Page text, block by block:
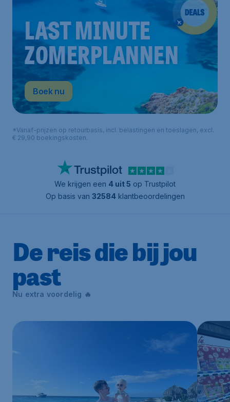
LAST MINUTE
ZOMERPLANNEN
Boek nu
*Vanaf-prijzen op retourbasis, incl. belastingen en toeslagen, excl.
€ 29,90 boekingskosten.
We krijgen een 4 uit 5 op Trustpilot
Op basis van 32584klantbeoordelingen
De reis die bij jou
past
Nu extra voordelig 🔥